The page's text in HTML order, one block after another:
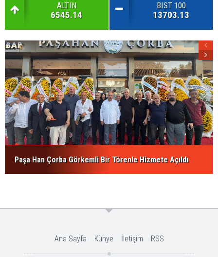
ALTIN
6545.14
BIST 100
13703.13
Paşa Han Çorba Görkemli Bir Törenle Hizmete Açıldı
Ana Sayfa Künye İletişim RSS